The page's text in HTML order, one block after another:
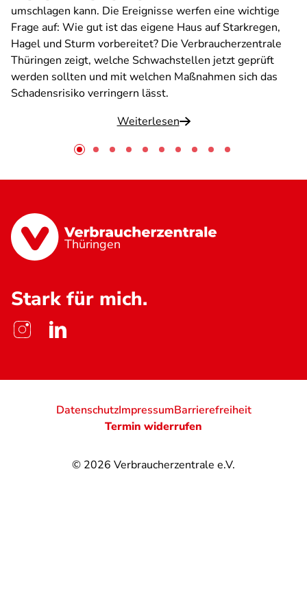
umschlagen kann. Die Ereignisse werfen eine wichtige
Frage auf: Wie gut ist das eigene Haus auf Starkregen,
Hagel und Sturm vorbereitet? Die Verbraucherzentrale
Thüringen zeigt, welche Schwachstellen jetzt geprüft
werden sollten und mit welchen Maßnahmen sich das
Schadensrisiko verringern lässt.
Weiterlesen
Thüringen
Stark für mich.
© 2026 Verbraucherzentrale e.V.
DatenschutzImpressumBarrierefreiheit
Termin widerrufen